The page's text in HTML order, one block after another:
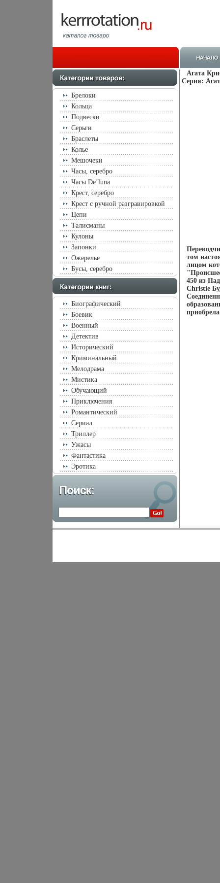
Брелоки
Кольца
Подвески
Серьги
Браслеты
Колье
Мешочеки
Часы, серебро
Часы De’luna
Крест, серебро
Крест с ручной разгравировкой
Цепи
Талисманы
Кулоны
Запонки
Ожерелье
Бусы, серебро
Биографический
Боевик
Военный
Детектив
Исторический
Криминальный
Мелодрама
Мистика
Обучающий
Приключения
Романтический
Сериал
Триллер
Ужасы
Фантастика
Эротика
Агата
Серия:
том
лицом
450 из
Christie